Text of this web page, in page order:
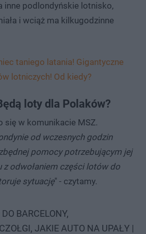
inne podlondyńskie lotnisko,
i wciąż ma kilkugodzinne
taniego latania! Gigantyczne
lotniczych! Od kiedy?
loty dla Polaków?
się w komunikacie MSZ.
od wczesnych godzin
pomocy potrzebującym jej
z odwołaniem części lotów do
sytuację" - czytamy.
BARCELONY,
JAKIE AUTO NA UPAŁY |